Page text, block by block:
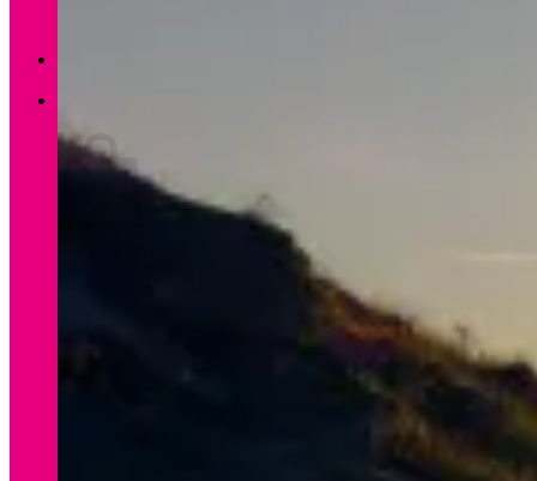
Es befinden sich keine Produkte im Warenkorb.